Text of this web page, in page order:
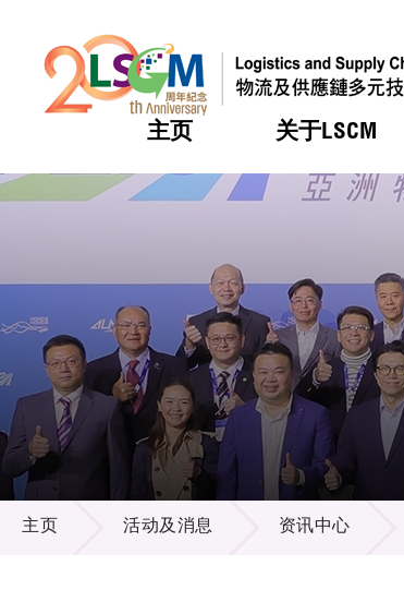
主页 关于LSCM
热门
热门
热门
热门
热门
活动及消息
主页 活动及消息 资讯中心